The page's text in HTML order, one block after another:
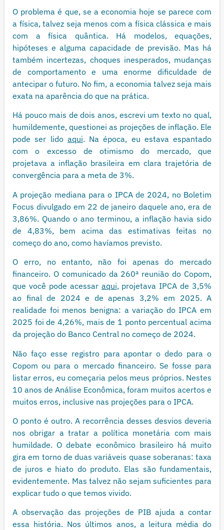
O problema é que, se a economia hoje se parece com
a física, talvez seja menos com a física clássica e mais
com a física quântica. Há modelos, equações,
hipóteses e alguma capacidade de previsão. Mas há
também incertezas, choques inesperados, mudanças
de comportamento e uma enorme dificuldade de
antecipar o futuro. No fim, a economia talvez seja mais
exata na aparência do que na prática.
Há pouco mais de dois anos, escrevi um texto no qual,
humildemente, questionei as projeções de inflação. Ele
pode ser lido aqui. Na época, eu estava espantado
com o excesso de otimismo do mercado, que
projetava a inflação brasileira em clara trajetória de
convergência para a meta de 3%.
A projeção mediana para o IPCA de 2024, no Boletim
Focus divulgado em 22 de janeiro daquele ano, era de
3,86%. Quando o ano terminou, a inflação havia sido
de 4,83%, bem acima das estimativas feitas no
começo do ano, como havíamos previsto.
O erro, no entanto, não foi apenas do mercado
financeiro. O comunicado da 260ª reunião do Copom,
que você pode acessar aqui, projetava IPCA de 3,5%
ao final de 2024 e de apenas 3,2% em 2025. A
realidade foi menos benigna: a variação do IPCA em
2025 foi de 4,26%, mais de 1 ponto percentual acima
da projeção do Banco Central no começo de 2024.
Não faço esse registro para apontar o dedo para o
Copom ou para o mercado financeiro. Se fosse para
listar erros, eu começaria pelos meus próprios. Nestes
10 anos de Análise Econômica, foram muitos acertos e
muitos erros, inclusive nas projeções para o IPCA.
O ponto é outro. A recorrência desses desvios deveria
nos obrigar a tratar a política monetária com mais
humildade. O debate econômico brasileiro há muito
gira em torno de duas variáveis quase soberanas: taxa
de juros e hiato do produto. Elas são fundamentais,
evidentemente. Mas talvez não sejam suficientes para
explicar tudo o que temos vivido.
A observação das projeções de PIB ajuda a contar
essa história. Nos últimos anos, a leitura média do